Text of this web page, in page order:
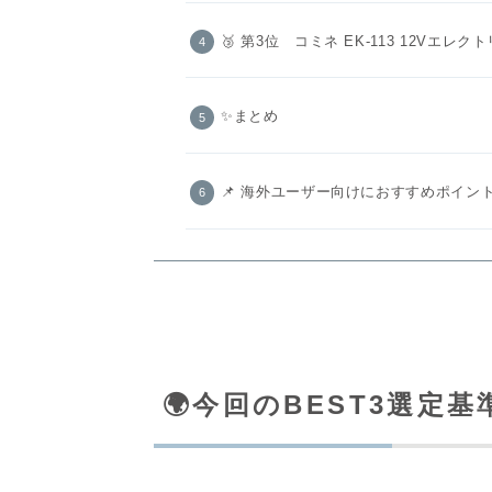
🥉 第3位 コミネ EK‑113 12Vエレクト
✨まとめ
📌 海外ユーザー向けにおすすめポイント
🌍️今回のBEST3選定基